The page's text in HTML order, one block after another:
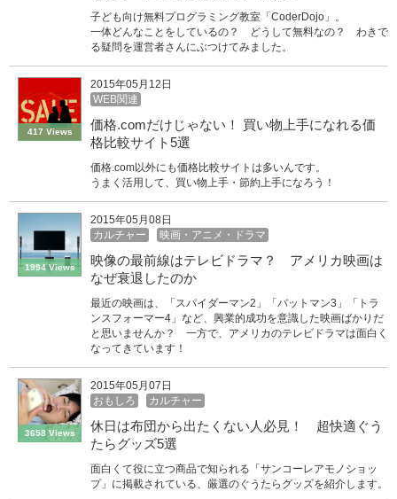
子ども向け無料プログラミング教室「CoderDojo」。
一体どんなことをしているの？ どうして無料なの？ わきで
る疑問を運営者さんにぶつけてみました。
417 Views
2015年05月12日
WEB関連
価格.comだけじゃない！ 買い物上手になれる価
格比較サイト5選
価格.com以外にも価格比較サイトは多いんです。
うまく活用して、買い物上手・節約上手になろう！
1994 Views
2015年05月08日
カルチャー
映画・アニメ・ドラマ
映像の最前線はテレビドラマ？ アメリカ映画は
なぜ衰退したのか
最近の映画は、「スパイダーマン2」「バットマン3」「トラ
ンスフォーマー4」など、興業的成功を意識した映画ばかりだ
と思いませんか？ 一方で、アメリカのテレビドラマは面白く
なってきています！
3658 Views
2015年05月07日
おもしろ
カルチャー
休日は布団から出たくない人必見！ 超快適ぐう
たらグッズ5選
面白くて役に立つ商品で知られる「サンコーレアモノショッ
プ」に掲載されている、厳選のぐうたらグッズを紹介します。